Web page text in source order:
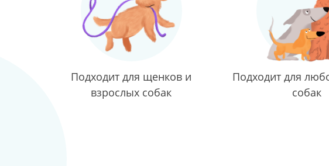
Подходит для щенков и
взрослых собак
Подходит для
собак